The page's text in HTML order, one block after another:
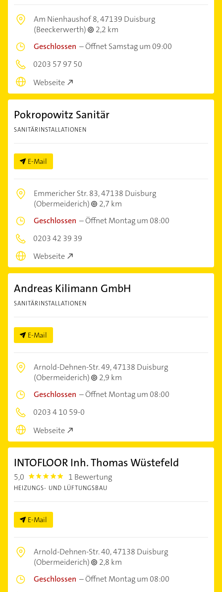
Am Nienhaushof 8,47139 Duisburg
(Beeckerwerth)
2,2 km
Geschlossen –Öffnet Samstag um 09:00
0203 57 97 50
Webseite
Pokropowitz Sanitär
SANITÄRINSTALLATIONEN
E-Mail
Emmericher Str. 83,47138 Duisburg
(Obermeiderich)
2,7 km
Geschlossen –Öffnet Montag um 08:00
0203 42 39 39
Webseite
Andreas Kilimann GmbH
SANITÄRINSTALLATIONEN
E-Mail
Arnold-Dehnen-Str. 49,47138 Duisburg
(Obermeiderich)
2,9 km
Geschlossen –Öffnet Montag um 08:00
0203 4 10 59-0
Webseite
INTOFLOOR Inh. Thomas Wüstefeld
5,0 5.0 1 Bewertung
HEIZUNGS- UND LÜFTUNGSBAU
E-Mail
Arnold-Dehnen-Str. 40,47138 Duisburg
(Obermeiderich)
2,8 km
Geschlossen –Öffnet Montag um 08:00